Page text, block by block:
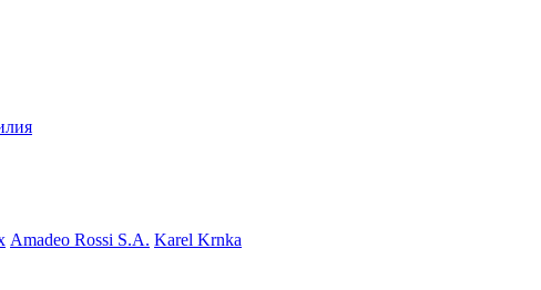
Amadeo Rossi S.A. Karel Krnka